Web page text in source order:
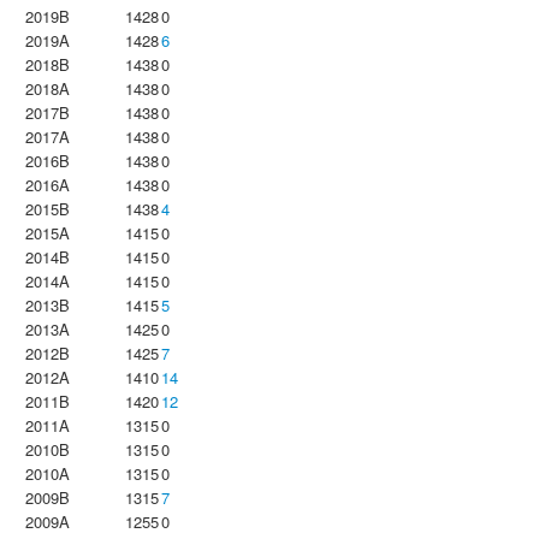
2019B
14280
2019A
14286
2018B
14380
2018A
14380
2017B
14380
2017A
14380
2016B
14380
2016A
14380
2015B
14384
2015A
14150
2014B
14150
2014A
14150
2013B
14155
2013A
14250
2012B
14257
2012A
141014
2011B
142012
2011A
13150
2010B
13150
2010A
13150
2009B
13157
2009A
12550